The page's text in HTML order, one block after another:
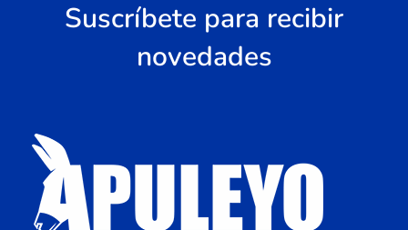
Suscríbete para recibir
novedades